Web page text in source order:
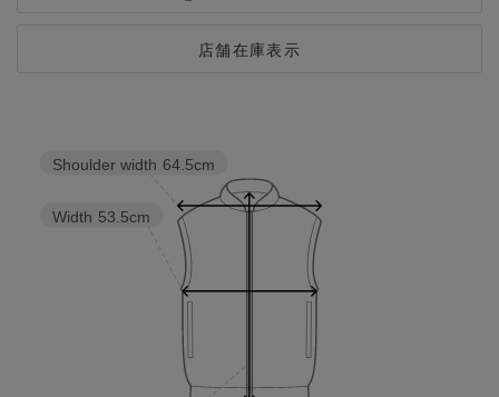
店舗在庫表示
Width 53.5cm
Shoulder width 64.5cm